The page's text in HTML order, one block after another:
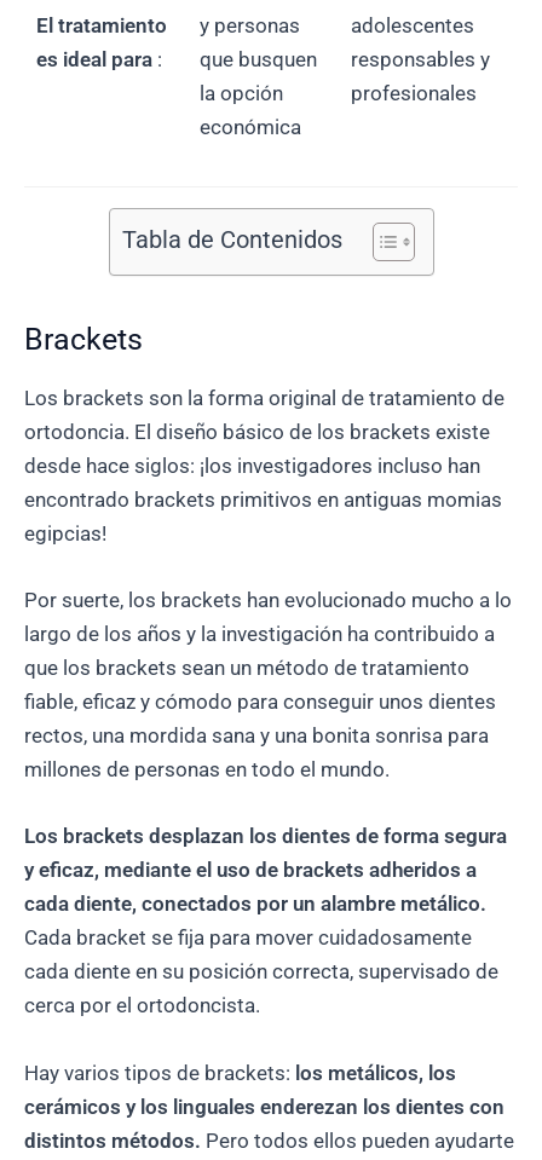
El tratamiento
es ideal para:
y personas
que busquen
la opción
económica
adolescentes
responsables y
profesionales
Tabla de Contenidos
Brackets
Los brackets son la forma original de tratamiento de
ortodoncia. El diseño básico de los brackets existe
desde hace siglos: ¡los investigadores incluso han
encontrado brackets primitivos en antiguas momias
egipcias!
Por suerte, los brackets han evolucionado mucho a lo
largo de los años y la investigación ha contribuido a
que los brackets sean un método de tratamiento
fiable, eficaz y cómodo para conseguir unos dientes
rectos, una mordida sana y una bonita sonrisa para
millones de personas en todo el mundo.
Los brackets desplazan los dientes de forma segura
y eficaz, mediante el uso de brackets adheridos a
cada diente, conectados por un alambre metálico.
Cada bracket se fija para mover cuidadosamente
cada diente en su posición correcta, supervisado de
cerca por el ortodoncista.
Hay varios tipos de brackets: los metálicos, los
cerámicos y los linguales enderezan los dientes con
distintos métodos. Pero todos ellos pueden ayudarte